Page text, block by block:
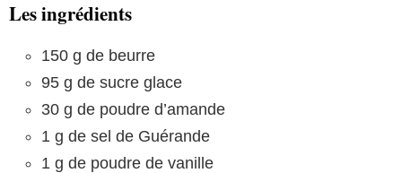
Les ingrédients
150 g de beurre
95 g de sucre glace
30 g de poudre d’amande
1 g de sel de Guérande
1 g de poudre de vanille